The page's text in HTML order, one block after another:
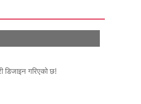
डिजाइन गरिएको छ!